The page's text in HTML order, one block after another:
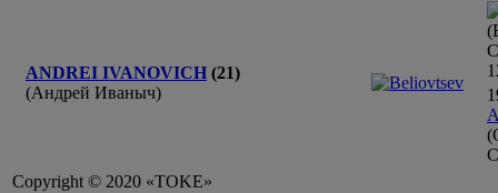
ANDREI IVANOVICH (21)
(Андрей Иваныч)
Copyright © 2020 «TOKE»